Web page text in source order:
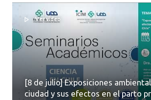
Ver video
[8 de julio] Exposiciones
ciudad y sus efectos en el parto